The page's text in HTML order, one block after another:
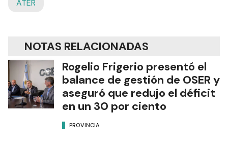
ATER
NOTAS RELACIONADAS
Rogelio Frigerio presentó el
balance de gestión de OSER y
aseguró que redujo el déficit
en un 30 por ciento
PROVINCIA